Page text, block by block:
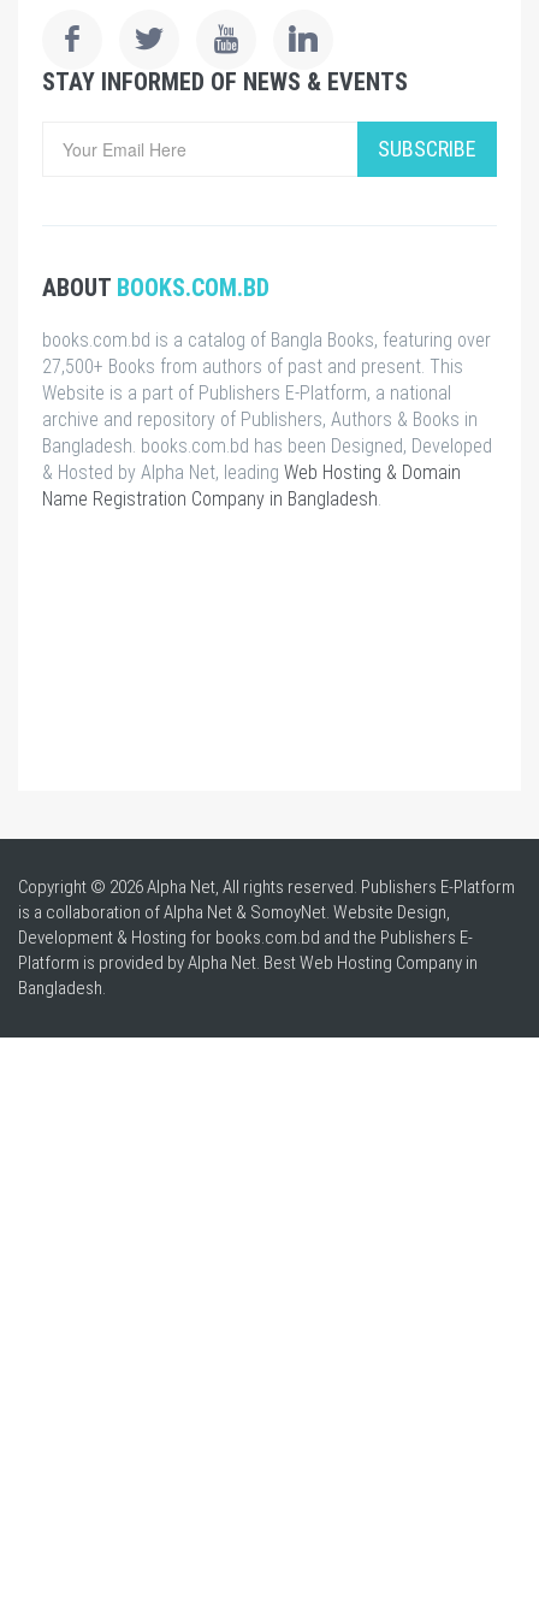
STAY INFORMED OF NEWS & EVENTS
SUBSCRIBE
ABOUT BOOKS.COM.BD
books.com.bd is a catalog of Bangla Books, featuring over
27,500+ Books from authors of past and present. This
Website is a part of Publishers E-Platform, a national
archive and repository of Publishers, Authors & Books in
Bangladesh. books.com.bd has been Designed, Developed
& Hosted by Alpha Net, leading Web Hosting & Domain
Name Registration Company in Bangladesh.
Copyright © 2026 Alpha Net, All rights reserved. Publishers E-Platform
is a collaboration of Alpha Net & SomoyNet. Website Design,
Development & Hosting for books.com.bd and the Publishers E-
Platform is provided by Alpha Net. BestWeb Hosting Company in
Bangladesh.